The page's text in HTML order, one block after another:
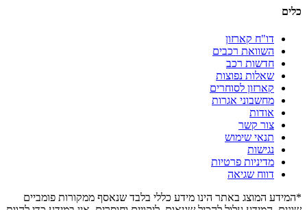
כלים
דו"ח קארזון
השוואת רכבים
חדשות רכב
שאלות נפוצות
קארזון לסוחרים
מחשבוני אגרות
אודות
צור קשר
תנאי שימוש
נגישות
מדיניות פרטיות
דווח שגיאה
*המידע המוצג באתר הינו מידע כללי בלבד שנאסף ממקורות פומביים